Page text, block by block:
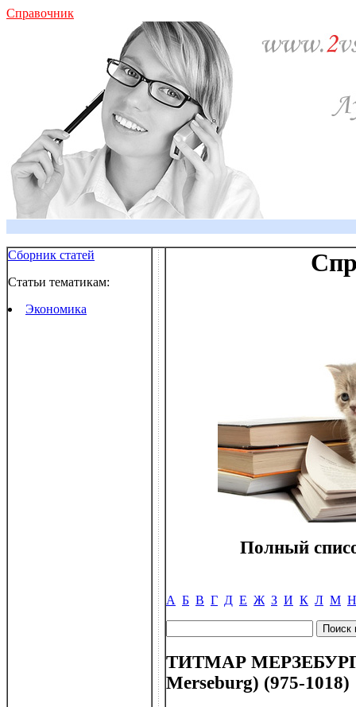
Справочник
Сборник статей
Статьи тематикам:
Экономика
Полный
А Б В Г Д Е Ж З И К Л М Н
ТИТМАР
Merseburg) (975-1018)